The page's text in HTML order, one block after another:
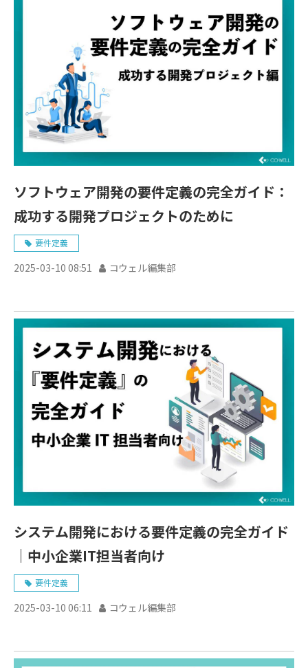
ソフトウェア開発の要件定義の完全ガイド：
成功する開発プロジェクトのために
要件定義
2025-03-10 08:51 コウェル編集部
システム開発における要件定義の完全ガイド
｜中小企業IT担当者向け
要件定義
2025-03-10 06:11 コウェル編集部